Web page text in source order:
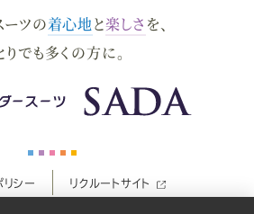
ー
ス
ー
ツ
ー
ス
ー
ツ
ー
ス
ツ
ス
ツ
ーツの着心地と楽しさ を、
りでも多くの方に。
リシー リクルートサイト